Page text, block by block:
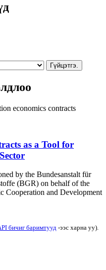
Гүйцэтгэ.
economics contracts
as a Tool for
by the Bundesanstalt für
(BGR) on behalf of the
Cooperation and Development
бичиг баримтууд -ээс харна уу).